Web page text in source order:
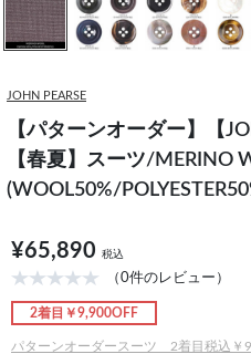
JOHN PEARSE
【パターンオーダー】【
【春夏】スーツ/MERINO
(WOOL50%/
¥65,890 税込
（0件のレビュー）
2着目￥9,900OFF
パターンオーダースーツ 2着目税込￥